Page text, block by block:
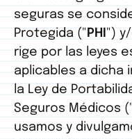
seguras se
Protegida (" PHI ")
rige por las leyes
aplicables a dicha
la Ley de
Seguros Médicos ("
usamos y